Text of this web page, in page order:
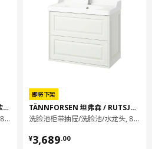
VIMLE 维姆勒 三人座沙发套
VIMLE 维姆勒 沙发扶手套
VIMLE 维姆勒 沙发扶手套
VIMLE 维姆勒 贵妃椅套
VIMLE 维姆勒 贵妃椅套
HEMNES 汉尼斯 / ORRSJÖN 欧雪恩
洗脸池柜带抽屉/洗脸池/水龙头, 82x49x89 厘米
即将下架
TÄNNFORSEN 坦弗森 / RUTSJÖN 鲁特雪恩
洗脸池柜带抽屉/洗脸池/水龙头, 82x49x74 厘米
¥3,689.00
¥ 3689.00